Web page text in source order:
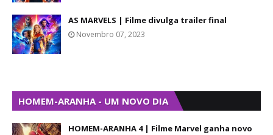
AS MARVELS | Filme divulga trailer final
Novembro 07, 2023
HOMEM-ARANHA - UM NOVO DIA
HOMEM-ARANHA 4 | Filme Marvel ganha novo